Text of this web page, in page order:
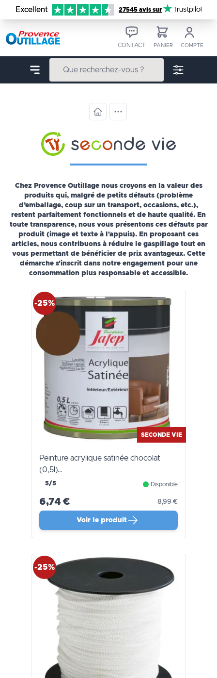
Aller au contenu
Excellent 27545 avis sur Trustpilot
CONTACT PANIER COMPTE
Chez Provence Outillage nous croyons en la valeur des
produits qui, malgré de petits défauts (problème
d’emballage, coup sur un transport, occasions, etc.),
restent parfaitement fonctionnels et de haute qualité. En
toute transparence, nous vous présentons ces défauts par
produit (image et texte à l'appuis). En proposant ces
articles, nous contribuons à réduire le gaspillage tout en
vous permettant de bénéficier de prix avantageux. Cette
démarche s'inscrit dans notre engagement pour une
consommation plus responsable et accessible.
-25%
SECONDE VIE
Peinture acrylique satinée chocolat
(0,5l)…
5/5 Disponible
6,74 € 8,99 €
Voir le produit
-25%